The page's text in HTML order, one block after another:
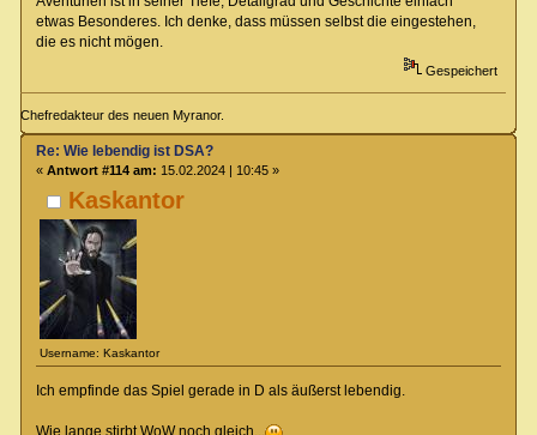
etwas Besonderes. Ich denke, dass müssen selbst die eingestehen,
die es nicht mögen.
Gespeichert
Chefredakteur des neuen Myranor.
Kaskantor
Username: Kaskantor
Re: Wie lebendig ist DSA?
« Antwort #114 am: 15.02.2024 | 10:45 »
Ich empfinde das Spiel gerade in D als äußerst lebendig.
Wie lange stirbt WoW noch gleich...